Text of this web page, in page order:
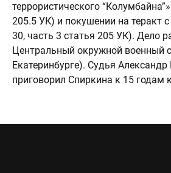
террористического
205.5 УК) и покушении на теракт
30, часть 3 статья 205 УК). Дело
Центральный окружной военный
Екатеринбурге). Судья Александр
приговорил Спиркина к 15 годам